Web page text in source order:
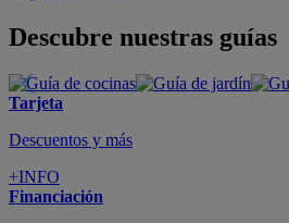
Descubre nuestras guías
Tarjeta
Descuentos y más
+INFO
Financiación